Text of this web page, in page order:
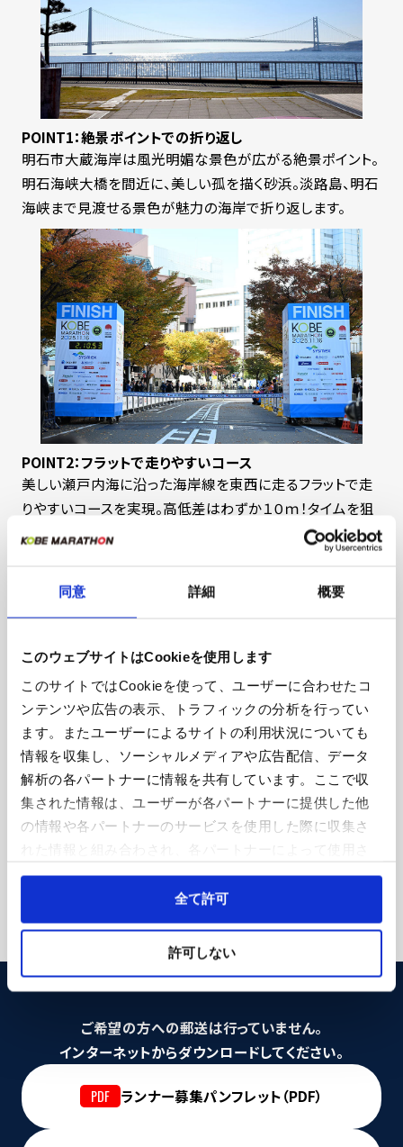
同意 詳細 概要
このウェブサイトはCookieを使用します
このサイトではCookieを使って、ユーザーに合わせたコ
ンテンツや広告の表示、トラフィックの分析を行ってい
ます。またユーザーによるサイトの利用状況についても
情報を収集し、ソーシャルメディアや広告配信、データ
解析の各パートナーに情報を共有しています。ここで収
集された情報は、ユーザーが各パートナーに提供した他
の情報や各パートナーのサービスを使用した際に収集さ
れることがあります。
Cookieを許可しない場合、ウェブサイト上のすべての機
能やコンテンツに完全にアクセスできなくなる可能性が
全て許可
許可しない
POINT1：絶景ポイントでの折り返し
明石市大蔵海岸は風光明媚な景色が広がる絶景ポイント。
明石海峡大橋を間近に、美しい孤を描く砂浜。淡路島、明石
海峡まで見渡せる景色が魅力の海岸で折り返します。
POINT2：フラットで走りやすいコース
美しい瀬戸内海に沿った海岸線を東西に走るフラットで走
りやすいコースを実現。高低差はわずか１０ｍ！タイムを狙
う人にも、マラソンを初めて挑戦する人にもおススメ。
POINT3："KOBE"でフィニッシュ
神戸を代表するフォトジェニックなランドマークが揃う「メリ
ケンパーク」と「ハーバーランド」は、神戸観光に来たらまず
でフィニッシュ。
ご希望の方への郵送は行っていません。
インターネットからダウンロードしてください。
ランナー募集パンフレット（PDF）